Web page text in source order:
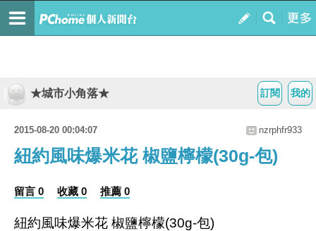
我的
訂閱
★城市小角落★
2015-08-20 00:04:07 nzrphfr933
紐約風味爆米花 椒鹽檸檬(30g-包)
留言 0 收藏 0 推薦 0
紐約風味爆米花 椒鹽檸檬(30g-包)